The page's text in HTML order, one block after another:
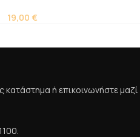
19,00 €
κατάστημα ή επικοινωνήστε μαζί